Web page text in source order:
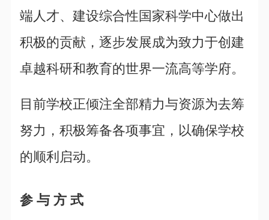
端人才、建设综合性国家科学中心做出
积极的贡献，逐步发展成为致力于创建
卓越科研和教育的世界一流高等学府。
目前学校正倾注全部精力与资源为去筹
努力，积极筹备各项事宜，以确保学校
的顺利启动。
参 与 方 式